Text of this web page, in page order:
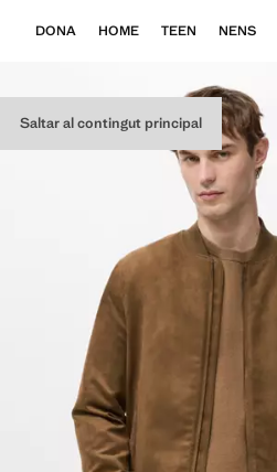
Saltar al contingut principal
DONA HOME TEEN NENS